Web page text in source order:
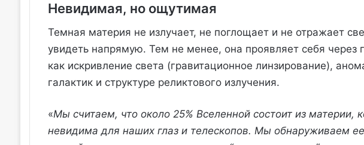
Невидимая, но ощутимая
Темная материя не излучает, не поглощает и не отражает
увидеть напрямую. Тем не менее, она проявляет себя через
как искривление света (гравитационное линзирование),
галактик и структуре реликтового излучения.
«Мы считаем, что около 25% Вселенной состоит из материи,
невидима для наших глаз и телескопов. Мы обнаруживаем